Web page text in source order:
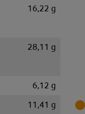
16,22 g
28,11 g
6,12 g
11,41 g